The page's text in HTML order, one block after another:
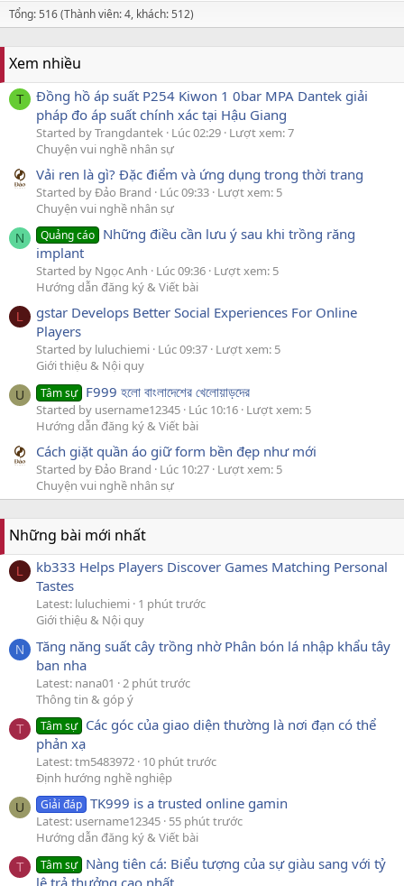
Tổng: 516 (Thành viên: 4, khách: 512)
Xem nhiều
T
Đồng hồ áp suất P254 Kiwon 1 0bar MPA Dantek giải
pháp đo áp suất chính xác tại Hậu Giang
Started by Trangdantek Lúc 02:29 Lượt xem: 7
Chuyện vui nghề nhân sự
Vải ren là gì? Đặc điểm và ứng dụng trong thời trang
Started by Đảo Brand Lúc 09:33 Lượt xem: 5
Chuyện vui nghề nhân sự
N Quảng cáo Những điều cần lưu ý sau khi trồng răng
implant
Started by Ngọc Anh Lúc 09:36 Lượt xem: 5
Hướng dẫn đăng ký & Viết bài
L
gstar Develops Better Social Experiences For Online
Players
Started by luluchiemi Lúc 09:37 Lượt xem: 5
Giới thiệu & Nội quy
U Tâm sự F999 হলো বাংলাদেশের খেলোয়াড়দের
Started by username12345 Lúc 10:16 Lượt xem: 5
Hướng dẫn đăng ký & Viết bài
Cách giặt quần áo giữ form bền đẹp như mới
Started by Đảo Brand Lúc 10:27 Lượt xem: 5
Chuyện vui nghề nhân sự
Những bài mới nhất
L
kb333 Helps Players Discover Games Matching Personal
Tastes
Latest: luluchiemi 1 phút trước
Giới thiệu & Nội quy
N
Tăng năng suất cây trồng nhờ Phân bón lá nhập khẩu tây
ban nha
Latest: nana01
2 phút trước
Thông tin & góp ý
T Tâm sự Các góc của giao diện thường là nơi đạn có thể
phản xạ
Latest: tm5483972 10 phút trước
Định hướng nghề nghiệp
U Giải đáp TK999 is a trusted online gamin
Latest: username12345 55 phút trước
Hướng dẫn đăng ký & Viết bài
T Tâm sự Nàng tiên cá: Biểu tượng của sự giàu sang với tỷ
lệ trả thưởng cao nhất